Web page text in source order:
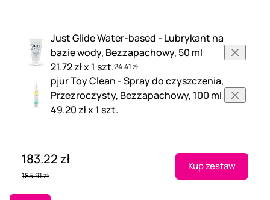
Just Glide Water-based - Lubrykant na
bazie wody, Bezzapachowy, 50 ml
21.72 zł x 1 szt.24.41 zł
pjur Toy Clean - Spray do czyszczenia,
Przezroczysty, Bezzapachowy, 100 ml
49.20 zł x 1 szt.
183.22 zł
185.91 zł
Kup zestaw